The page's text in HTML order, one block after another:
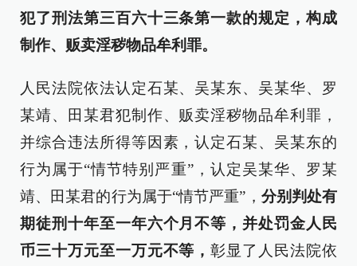
犯了刑法第三百六十三条第一款的规定，构成
制作、贩卖淫秽物品牟利罪。
人民法院依法认定石某、吴某东、吴某华、罗
某靖、田某君犯制作、贩卖淫秽物品牟利罪，
并综合违法所得等因素，认定石某、吴某东的
行为属于“情节特别严重”，认定吴某华、罗某
靖、田某君的行为属于“情节严重”， 分别判处有
期徒刑十年至一年六个月不等，并处罚金人民
币三十万元至一万元不等，彰显了人民法院依